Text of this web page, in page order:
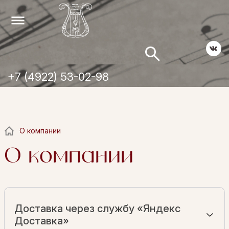
+7 (4922) 53-02-98
О компании
О компании
Доставка через службу «Яндекс
Доставка»